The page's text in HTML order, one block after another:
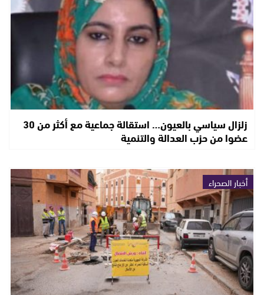
زلزال سياسي بالعيون… استقالة جماعية مع أكثر من 30
عضوا من حزب العدالة والتنمية
أخبار الصحراء